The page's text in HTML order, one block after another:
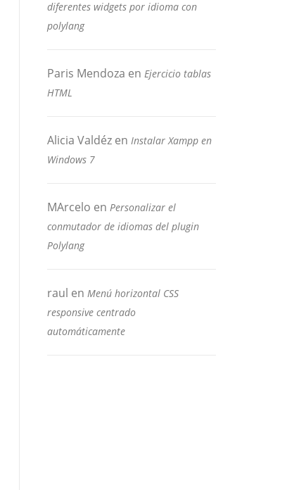
diferentes widgets por idioma con
polylang
Paris Mendoza en Ejercicio tablas
HTML
Alicia Valdéz en Instalar Xampp en
Windows 7
MArcelo en Personalizar el
conmutador de idiomas del plugin
Polylang
raul en Menú horizontal CSS
responsive centrado
automáticamente